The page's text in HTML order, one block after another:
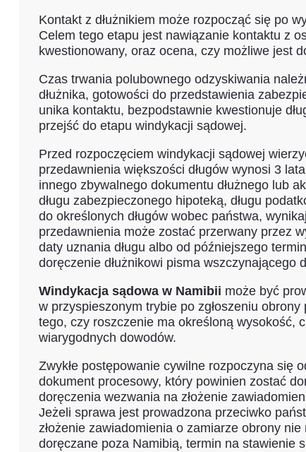
Kontakt z dłużnikiem może rozpocząć się po
Celem tego etapu jest nawiązanie kontaktu z
kwestionowany, oraz ocena, czy możliwe jest
Czas trwania polubownego odzyskiwania
dłużnika, gotowości do przedstawienia
unika kontaktu, bezpodstawnie kwestionuje
przejść do etapu windykacji sądowej.
Przed rozpoczęciem windykacji sądowej
przedawnienia większości długów wynosi 3
innego zbywalnego dokumentu dłużnego lub
długu zabezpieczonego hipoteką, długu
do określonych długów wobec państwa,
przedawnienia może zostać przerwany przez
daty uznania długu albo od późniejszego
doręczenie dłużnikowi pisma
Windykacja sądowa w Namibii może być
w przyspieszonym trybie po zgłoszeniu
tego, czy roszczenie ma określoną wysokość,
wiarygodnych dowodów.
Zwykłe postępowanie cywilne rozpoczyna się
dokument procesowy, który powinien zostać
doręczenia wezwania na złożenie
Jeżeli sprawa jest prowadzona przeciwko
złożenie zawiadomienia o zamiarze obrony
doręczane poza Namibią, termin na stawienie